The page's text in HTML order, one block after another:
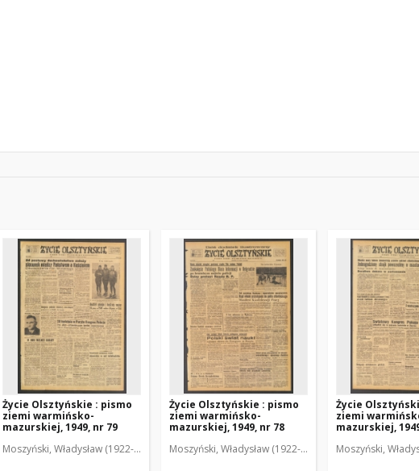
Mroczkowski, Włodzimierz (1902-1971). Red. Osiecki, Andrzej. Red.
Życie Olsztyńskie : pismo
ziemi warmińsko-
mazurskiej, 1949, nr 79
Moszyński, Władysław (1922-2001). Red. Mroczkowski, Włodzimierz (1902-1971). Red.
Życie Olsztyńskie : pismo
ziemi warmińsko-
mazurskiej, 1949, nr 78
Moszyński, Władysław (1922-2001). Red. Mroczkowski,
Życie
ziemi
mazurskiej,
Moszyński,